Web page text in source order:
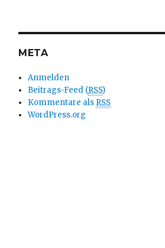
META
Anmelden
Beitrags-Feed (RSS)
Kommentare als RSS
WordPress.org